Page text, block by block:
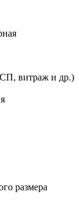
витраж и др.)
размера